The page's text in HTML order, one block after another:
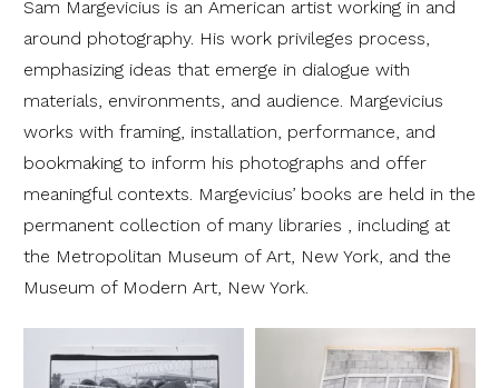
Sam Margevicius is an American artist working in and
around photography. His work privileges process,
emphasizing ideas that emerge in dialogue with
materials, environments, and audience. Margevicius
works with framing, installation, performance, and
bookmaking to inform his photographs and offer
meaningful contexts. Margevicius’ books are held in the
permanent collection of many libraries , including at
the Metropolitan Museum of Art, New York, and the
Museum of Modern Art, New York.